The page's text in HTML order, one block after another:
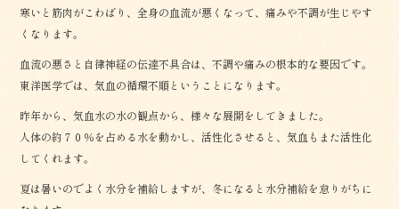
寒いと筋肉がこわばり、全身の血流が悪くなって、痛みや不調が生じやす
くなります。
血流の悪さと自律神経の伝達不具合は、不調や痛みの根本的な要因です。
東洋医学では、気血の循環不順ということになります。
昨年から、気血水の水の観点から、様々な展開をしてきました。
人体の約７０％を占める水を動かし、活性化させると、気血もまた活性化
してくれます。
夏は暑いのでよく水分を補給しますが、冬になると水分補給を怠りがちに